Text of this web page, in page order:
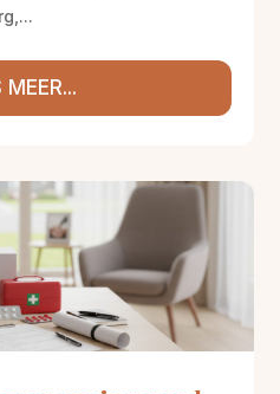
MEER...